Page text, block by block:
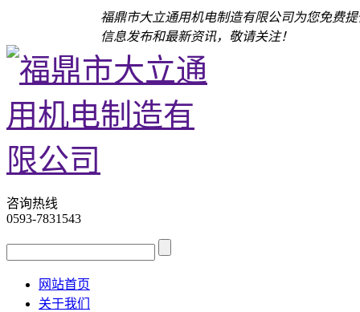
福鼎市大立通用机电制造有限公司为您免费
信息发布和最新资讯，敬请关注！
咨询热线
0593-7831543
网站首页
关于我们